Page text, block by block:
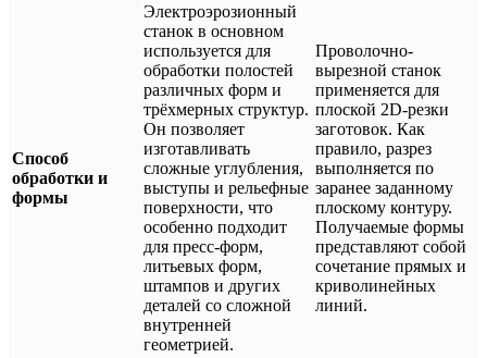
Способ
обработки и
формы
Электроэрозионный
станок в основном
используется для
обработки полостей
различных форм и
трёхмерных структур.
Он позволяет
изготавливать
сложные углубления,
выступы и рельефные
поверхности, что
особенно подходит
для пресс-форм,
литьевых форм,
штампов и других
деталей со сложной
внутренней
геометрией.
Проволочно-
вырезной станок
применяется для
плоской 2D-резки
заготовок. Как
правило, разрез
выполняется по
заранее заданному
плоскому контуру.
Получаемые формы
представляют собой
сочетание прямых и
криволинейных
линий.